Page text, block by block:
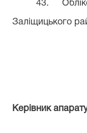
43.
Заліщицького